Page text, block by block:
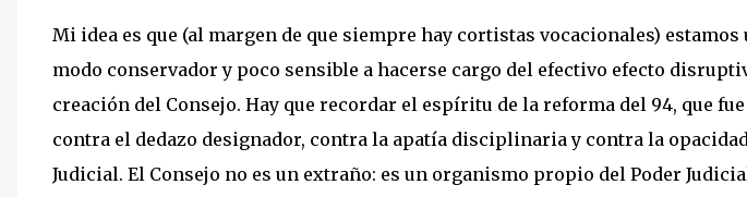
Mi idea es que (al margen de que siempre hay cortistas vocacionales) estamos
modo conservador y poco sensible a hacerse cargo del efectivo efecto
creación del Consejo. Hay que recordar el espíritu de la reforma del 94, que
contra el dedazo designador, contra la apatía disciplinaria y contra la
Judicial. El Consejo no es un extraño: es un organismo propio del Poder